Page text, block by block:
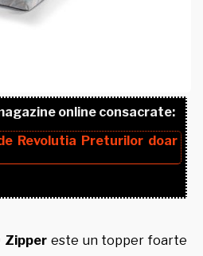
online consacrate:
Revolutia Preturilor doar
Zipper este un topper foarte